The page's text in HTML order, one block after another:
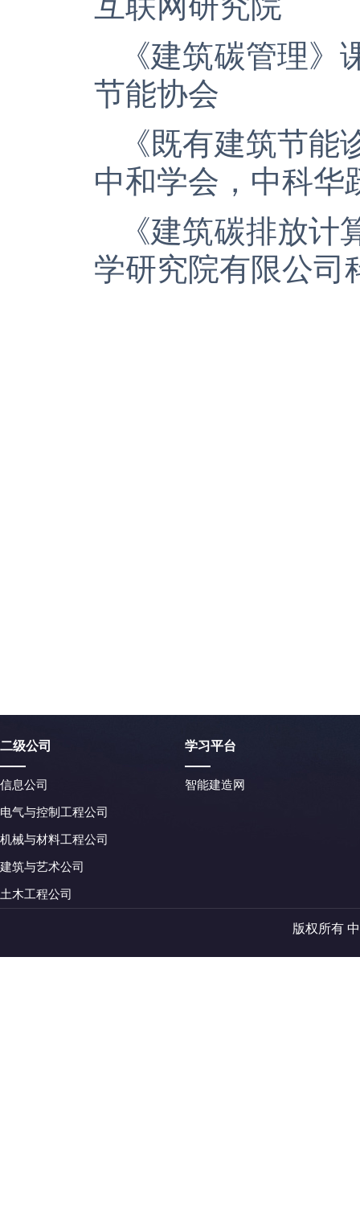
《建筑碳管理
节能协会
《既有建筑节
中和学会，中科华
《建筑碳排放
学研究院有限公司
二级公司
信息公司
电气与控制工程公司
机械与材料工程公司
建筑与艺术公司
土木工程公司
学习平台
智能建造网
版权所有